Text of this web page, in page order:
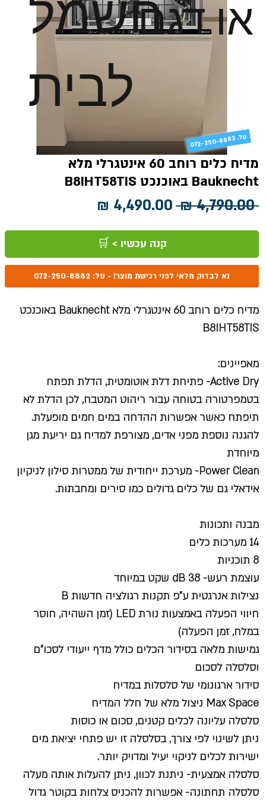
או דגם
לבית
מדיח כלים רוחב 60 אינטגרלי מלא
Bauknecht באוכנכט B8IHT58TIS
‏4,790.00 ‏₪
מחיר
רגיל
מבצע
קנה עכשיו > 🛒
נא לבדוק מלאי לפני רכישת מוצר! - טל: 072-250-8882
מדיח כלים רוחב 60 אינטגרלי מלא Bauknecht באוכנכט
B8IHT58TIS
מאפיינים:
Active Dry- פתיחת דלת אוטומטית, הדלת תפתח
בטמפרטורה בטוחה עבור ריהוט המטבח, לכן הדלת לא
תיפתח כאשר אפשרות ההדחה במים חמים מופעלת.
להגנה נוספת מפני אדים, מצורפת למדיח גם יריעת מגן
מיוחדת
Power Clean- מערכת ייחודית של ממטרות סילון לניקיון
אידאלי גם של כלים גדולים כמו סירים ומחבתות.
מבנה ותכונות
14 מערכות כלים
8 תוכניות
עוצמת רעש- 38 dB שקט במיוחד
נצילות אנרגטית ע"פ תקנות רגולציה חדשות B
חיווי הפעלה באמצעות נורת LED (זמן השהיה, חוסר
במלח, זמן הפעלה)
גמישות מלאה בסידור הכלים כולל מדף ייעודי לסכו"ם
וסלסלה לסכום
סידור ארגונומי של סלסלות במדיח
Max Space ניצול מלא של חלל המדיח
סלסלה עליונה לכלים קטנים, סכום או כוסות
ניתן לשינוי לפי צורך, בסלסלה זו יש פתחי יציאת מים
ישירות לכלים לניקוי יעיל ומדויק יותר.
סלסלה אמצעית- ניתנת לכוון, ניתן להעלות אותה מעלה
סלסלה תחתונה- אפשרות להכניס צלחות בקוטר גדול
072-250-8882 .טל